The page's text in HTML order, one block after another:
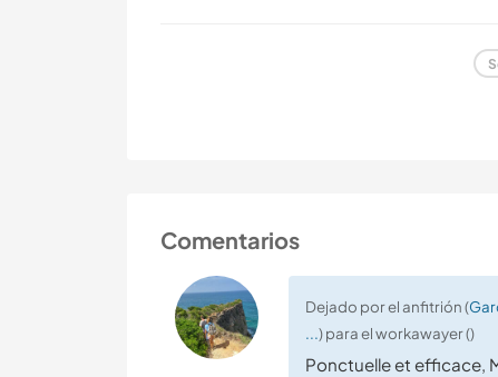
Comentarios
Dejado por el anfitrión (
...) para el workawayer ()
Ponctuelle et efficace,